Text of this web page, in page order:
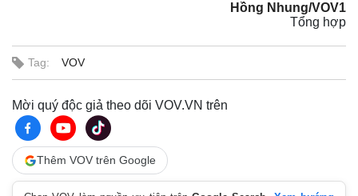
Kinh tế
Bất động sản
Khởi nghiệp
Tỷ giá
Hồng Nhung/VOV1
Tổng hợp
Tag: VOV
Mời quý độc giả theo dõi VOV.VN trên
Thêm VOV trên Google